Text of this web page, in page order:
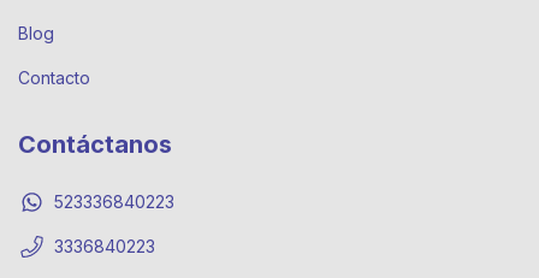
Blog
Contacto
Contáctanos
523336840223
3336840223